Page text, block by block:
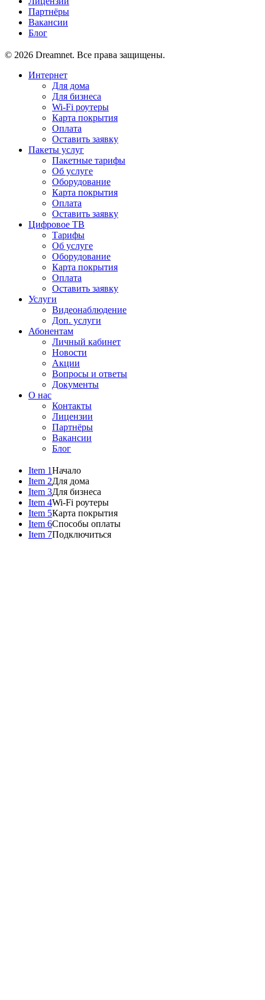
Партнёры
Вакансии
Блог
© 2026 Dreamnet. Все права защищены.
Интернет
Для дома
Для бизнеса
Wi-Fi роутеры
Карта покрытия
Оплата
Оставить заявку
Пакеты услуг
Пакетные тарифы
Об услуге
Оборудование
Карта покрытия
Оплата
Оставить заявку
Цифровое ТВ
Тарифы
Об услуге
Оборудование
Карта покрытия
Оплата
Оставить заявку
Услуги
Видеонаблюдение
Доп. услуги
Абонентам
Личный кабинет
Новости
Акции
Вопросы и ответы
Документы
О нас
Контакты
Лицензии
Партнёры
Вакансии
Блог
Item 1Начало
Item 2Для дома
Item 3Для бизнеса
Item 4Wi-Fi роутеры
Item 5Карта покрытия
Item 6Способы оплаты
Item 7Подключиться